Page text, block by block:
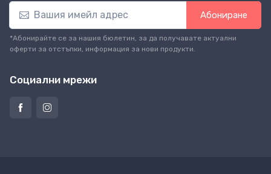
Абониране
*Абонирайте се за нашия бюлетин, за да получавате актуални
оферти за отстъпки, информация за нови продукти.
Социални мрежи